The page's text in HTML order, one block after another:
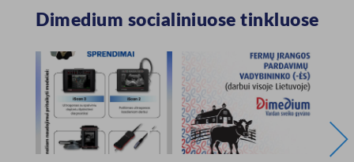
Dimedium socialiniuose tinkluose